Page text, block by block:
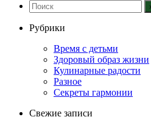
Рубрики
Время с детьми
Здоровый образ жизни
Кулинарные радости
Разное
Секреты гармонии
Свежие записи